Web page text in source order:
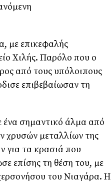
με επικεφαλής
Χιλής. Παρόλο που ο
από τους υπόλοιπους
επιβεβαίωσαν τη
ένα σημαντικό άλμα από
χρυσών μεταλλίων της
για τα κρασιά που
επίσης τη θέση του, με
του Νιαγάρα. Η